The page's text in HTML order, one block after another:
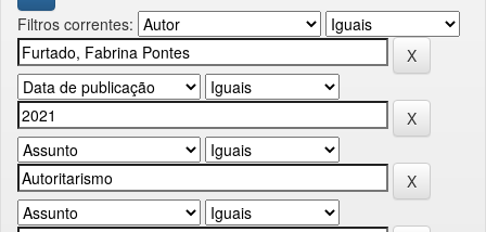
Filtros correntes: